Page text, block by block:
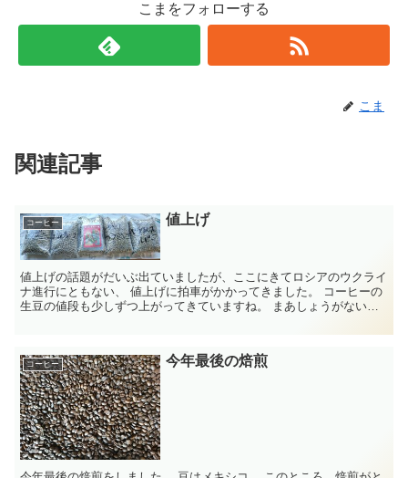
こまをフォローする
こま
関連記事
コーヒー 値上げ
値上げの話題がだいぶ出ていましたが、ここにきてロシアのウクライ
ナ進行にともない、 値上げに拍車がかかってきました。 コーヒーの
生豆の値段も少しずつ上がってきていますね。 まあしょうがないこ
コーヒー 今年最後の焙煎